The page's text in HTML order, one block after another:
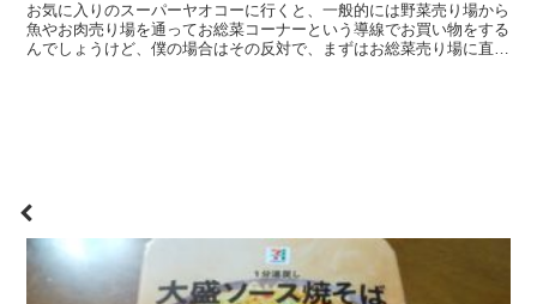
お気に入りのスーパーヤオコーに行くと、一般的には野菜売り場から
魚やお肉売り場を通ってお総菜コーナーという導線でお買い物をする
んでしょうけど、僕の場合はその反対で、まずはお総菜売り場に直